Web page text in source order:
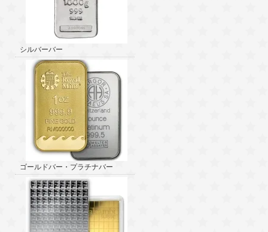
シルバーバー
ゴールドバー・プラチナバー